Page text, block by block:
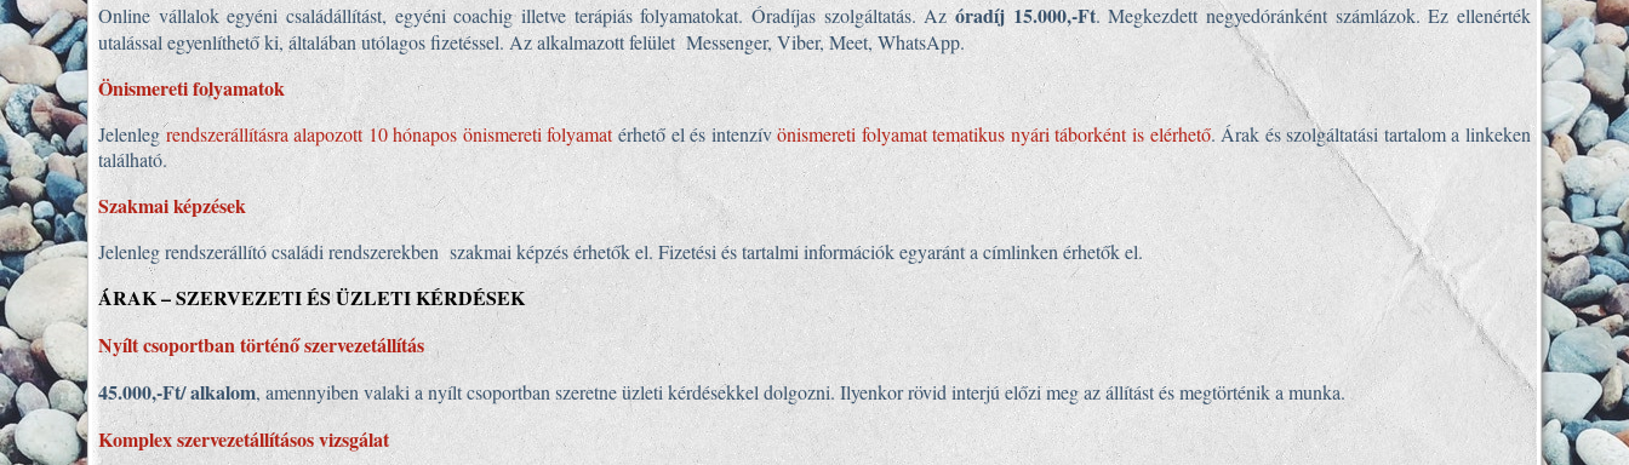
Online vállalok egyéni családállítást, egyéni coachig illetve terápiás folyamatokat. Óradíjas szolgáltatás. Azóradíj 15.000,-Ft. Megkezdett negyedóránként számlázok. Ez ellenérték
utalással egyenlíthető ki, általában utólagos fizetéssel. Az alkalmazott felület Messenger, Viber, Meet, WhatsApp.
Önismereti folyamatok
Jelenlegrendszerállításra alapozott 10 hónapos önismereti folyamatérhető el és intenzívönismereti folyamat tematikus nyári táborként is elérhető. Árak és szolgáltatási tartalom a linkeken
található.
Szakmai képzések
Jelenleg rendszerállító családi rendszerekben szakmai képzés érhetők el. Fizetési és tartalmi információk egyaránt a címlinken érhetők el.
ÁRAK – SZERVEZETI ÉS ÜZLETI KÉRDÉSEK
Nyílt csoportban történőszervezetállítás
45.000,-Ft/ alkalom, amennyiben valaki a nyílt csoportban szeretne üzleti kérdésekkel dolgozni. Ilyenkor rövid interjú előzi meg az állítást és megtörténik a munka.
Komplexszervezetállításosvizsgálat